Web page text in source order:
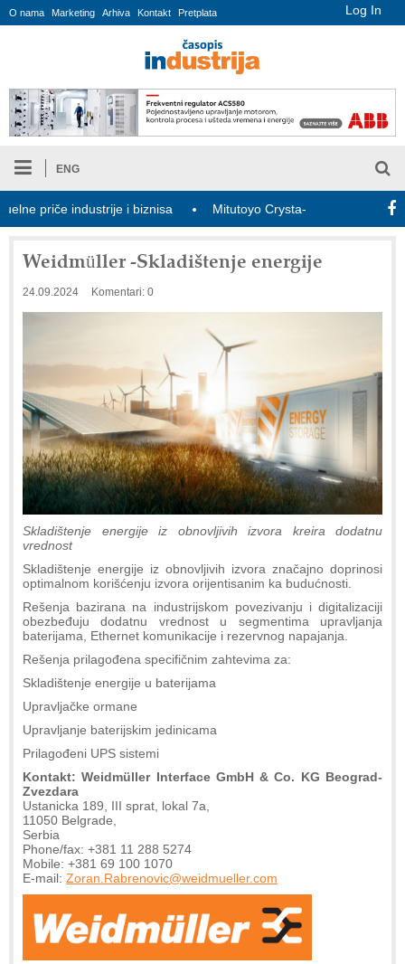
Log In
O nama Marketing Arhiva Kontakt Pretplata
ENG
priče industrije i biznisa Mitutoyo Crysta-Apex V PLUS: Nova
Weidmüller -Skladištenje energije
24.09.2024 Komentari: 0
Skladištenje energije iz obnovljivih izvora kreira dodatnu
vrednost
Skladištenje energije iz obnovljivih izvora značajno doprinosi
optimalnom korišćenju izvora orijentisanim ka budućnosti.
Rešenja bazirana na industrijskom povezivanju i digitalizaciji
obezbeđuju dodatnu vrednost u segmentima upravljanja
baterijama, Ethernet komunikacije i rezervnog napajanja.
Rešenja prilagođena specifičnim zahtevima za:
Skladištenje energije u baterijama
Upravljačke ormane
Upravljanje baterijskim jedinicama
Prilagođeni UPS sistemi
Kontakt: Weidmüller Interface GmbH & Co. KG Beograd-
Zvezdara
Ustanicka 189, III sprat, lokal 7a,
11050 Belgrade,
Serbia
Phone/fax: +381 11 288 5274
Mobile: +381 69 100 1070
E-mail: Zoran.Rabrenovic@weidmueller.com